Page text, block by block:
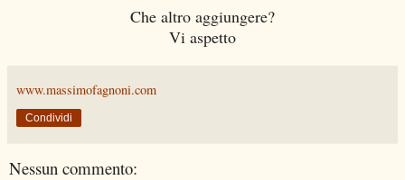
Che altro aggiungere?
Vi aspetto
www.massimofagnoni.com
Condividi
Nessun commento: